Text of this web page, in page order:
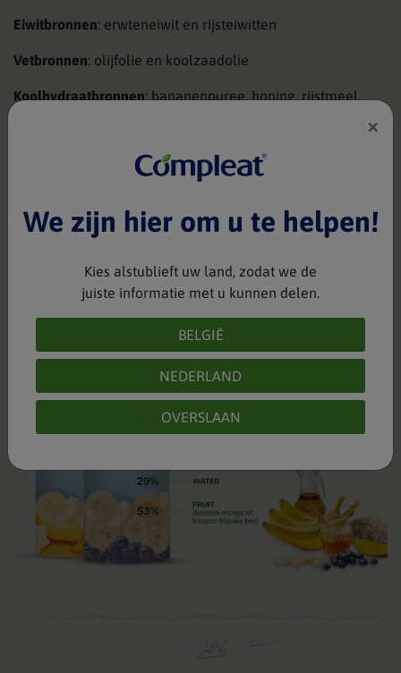
Eiwitbronnen: erwteneiwit en rijsteiwitten
Vetbronnen: olijfolie en koolzaadolie
Koolhydraatbronnen: bananenpuree, honing, rijstmeel,
: banaanenpuree, mangopuree / blauwe
bessenpuree, rijstmeel
Vol metfruit
knijpzakje van 150 ml boordevol fruit.
×
We zijn hier om u te helpen!
Kies alstublieft uw land, zodat we de
juiste informatie met u kunnen delen.
BELGIË
NEDERLAND
OVERSLAAN